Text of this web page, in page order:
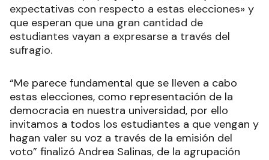
expectativas con respecto a estas elecciones» y
que esperan que una gran cantidad de
estudiantes vayan a expresarse a través del
sufragio.
“Me parece fundamental que se lleven a cabo
estas elecciones, como representación de la
democracia en nuestra universidad, por ello
invitamos a todos los estudiantes a que vengan y
hagan valer su voz a través de la emisión del
voto” finalizó Andrea Salinas, de la agrupación